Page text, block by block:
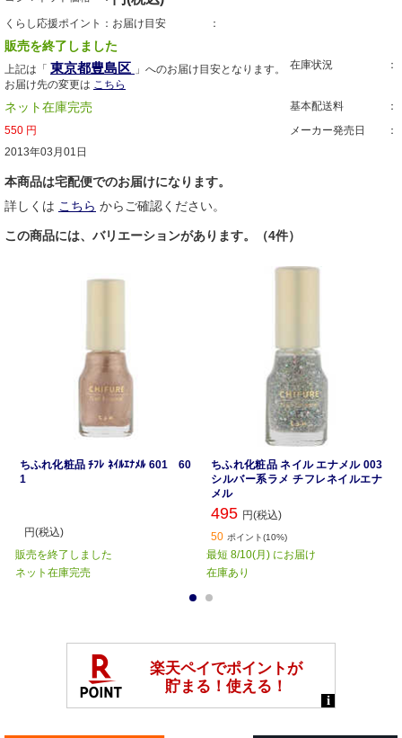
くらし応援ポイント お届け目安
販売を終了しました
上記は「 東京都豊島区 」へのお届け目安となります。
お届け先の変更は こちら
在庫状況
ネット在庫完売
基本配送料
550 円
メーカー発売日
2013年03月01日
本商品は宅配便でのお届けになります。
詳しくは こちら からご確認ください。
この商品には、バリエーションがあります。（4件）
ちふれ化粧品 ﾁﾌﾚ ﾈｲﾙｴﾅﾒﾙ 601 60
1
円(税込)
販売を終了しました
ネット在庫完売
ちふれ化粧品 ネイル エナメル 003
シルバー系ラメ チフレネイルエナ
メル
495 円(税込)
50 ポイント(10%)
最短 8/10(月) にお届け
在庫あり